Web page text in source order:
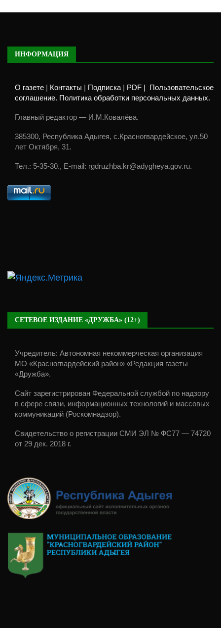
ИНФОРМАЦИЯ
О газете Контакты Подписка PDF |
Пользовательское
соглашение. Политика обработки персональных данных.
Главный редактор — И.М.Ковалёва.
385300, Республика Адыгея, с.Красногвардейское, ул.50
лет Октября, 31.
Тел.: 5-35-30., E-mail: rgdruzhba.kr@adygheya.gov.ru.
СЕТЕВОЕ ИЗДАНИЕ «ДРУЖБА» (12+)
Учредитель: Автономная некоммерческая организация
МО «Красногвардейский район» «Редакция газеты
«Дружба».
Сайт зарегистрирован Федеральной службой по надзору
в сфере связи, информационных технологий и массовых
коммуникаций (Роскомнадзор).
Свидетельство о регистрации СМИ ЭЛ № ФС77 — 74720
от 29 дек. 2018 г.